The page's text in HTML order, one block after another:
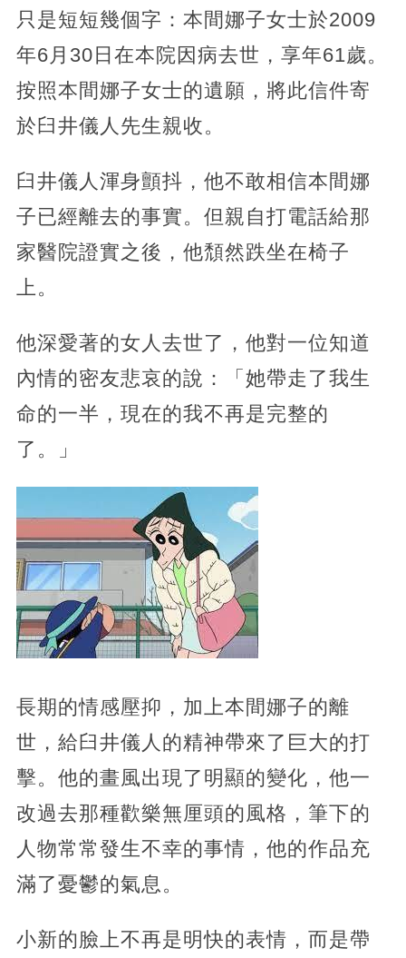
只是短短幾個字：本間娜子女士於2009
年6月30日在本院因病去世，享年61歲。
按照本間娜子女士的遺願，將此信件寄
於臼井儀人先生親收。
臼井儀人渾身顫抖，他不敢相信本間娜
子已經離去的事實。但親自打電話給那
家醫院證實之後，他頹然跌坐在椅子
上。
他深愛著的女人去世了，他對一位知道
內情的密友悲哀的說：「她帶走了我生
命的一半，現在的我不再是完整的
了。」
長期的情感壓抑，加上本間娜子的離
世，給臼井儀人的精神帶來了巨大的打
擊。他的畫風出現了明顯的變化，他一
改過去那種歡樂無厘頭的風格，筆下的
人物常常發生不幸的事情，他的作品充
滿了憂鬱的氣息。
小新的臉上不再是明快的表情，而是帶